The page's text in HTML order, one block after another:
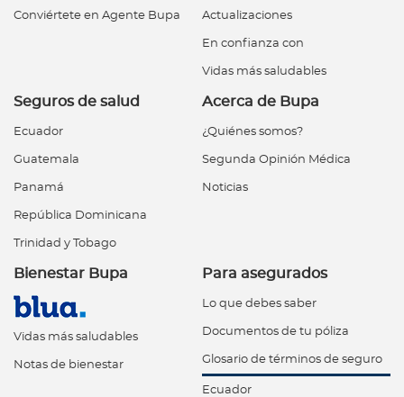
Conviértete en Agente Bupa Actualizaciones
En confianza con
Vidas más saludables
Seguros de salud
Ecuador
Guatemala
Panamá
República Dominicana
Trinidad y Tobago
Acerca de Bupa
¿Quiénes somos?
Segunda Opinión Médica
Noticias
Bienestar Bupa
Vidas más saludables
Notas de bienestar
Para asegurados
Lo que debes saber
Documentos de tu póliza
Glosario de términos de seguro
Ecuador